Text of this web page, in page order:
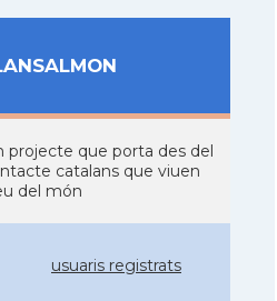
projecte que porta des del
catalans que viuen
del món
usuaris registrats